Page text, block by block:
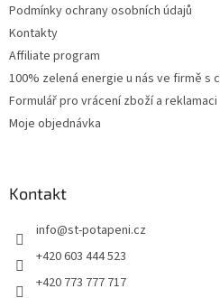
Podmínky ochrany osobních údajů
Kontakty
Affiliate program
100% zelená energie u nás ve firmě s
Formulář pro vrácení zboží a reklamaci
Moje objednávka
Kontakt
info@st-potapeni.cz
+420 603 444 523
+420 773 777 717